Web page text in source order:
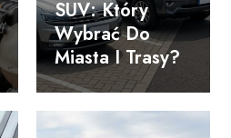
SUV: Który
Wybrać Do
Miasta I Trasy?